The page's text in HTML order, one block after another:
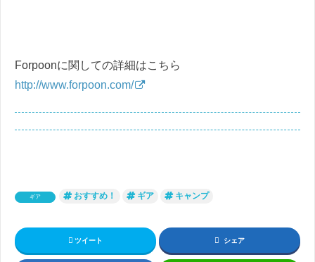
Forpoonに関しての詳細はこちら
http://www.forpoon.com/
ギア おすすめ！ ギア キャンプ
ツイート シェア